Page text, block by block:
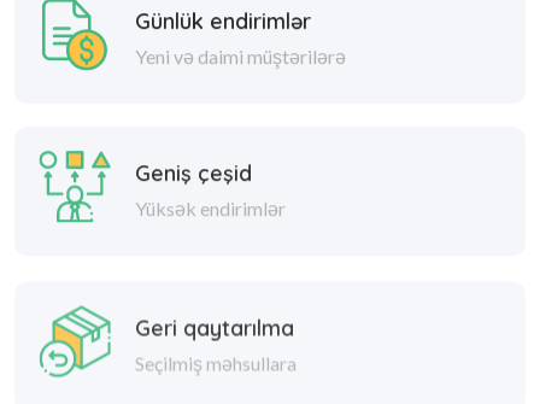
Günlük endirimlər
Yeni və daimi müştərilərə
Geniş çeşid
Yüksək endirimlər
Geri qaytarılma
Seçilmiş məhsullara